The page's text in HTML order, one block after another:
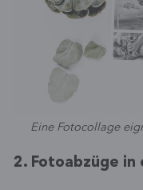
Eine Fotocollage
2. Fotoabzüge in